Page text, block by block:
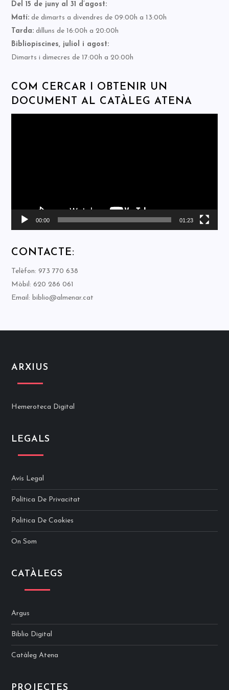
Del 15 de juny al 31 d’agost:
Matí: de dimarts a divendres de 09:00h a 13:00h
Tarda: dilluns de 16:00h a 20:00h
Bibliopiscines, juliol i agost:
Dimarts i dimecres de 17:00h a 20:00h
COM CERCAR I OBTENIR UN
DOCUMENT AL CATÀLEG ATENA
00:00 01:23
CONTACTE:
Telèfon: 973 770 638
Mòbil: 620 286 061
Email: biblio@almenar.cat
ARXIUS
Hemeroteca Digital
LEGALS
Avís Legal
Política De Privacitat
Politica De Cookies
On Som
CATÀLEGS
Argus
Biblio Digital
Catàleg Atena
PROJECTES